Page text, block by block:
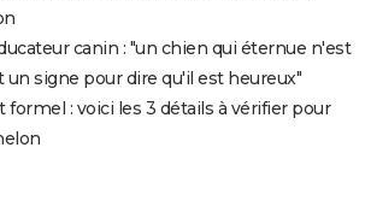
canin : "un chien qui éternue n'est
un signe pour dire qu'il est heureux"
formel : voici les 3 détails à vérifier pour